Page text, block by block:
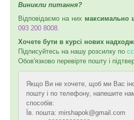
Виникли питання?
Відповідаємо на них максимально
093 200 8008.
Хочете бути в курсі нових
Підписуйтесь на нашу розсилку по
Обов'язково перевірте пошту і
Якщо Ви не хочете, щоб ми Вас
пошту і по телефону, напешите
способів:
Їв. пошта: mirshapok@gmail.com